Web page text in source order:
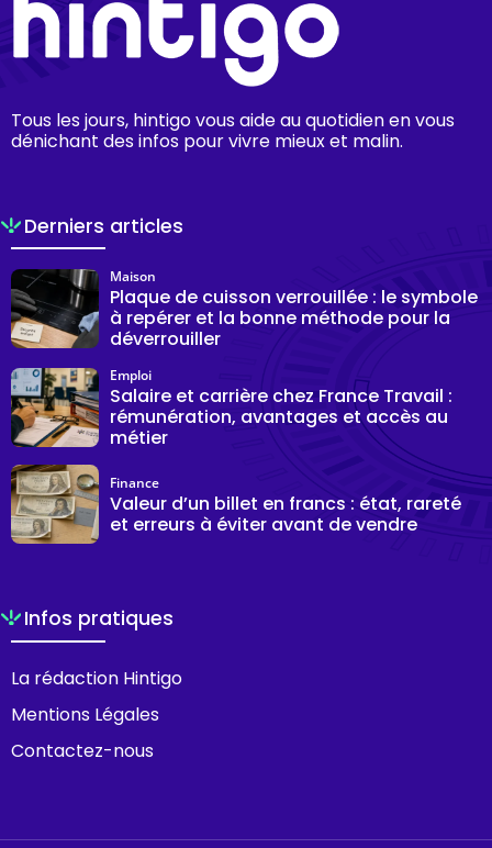
Tous les jours, hintigo vous aide au quotidien en vous
dénichant des infos pour vivre mieux et malin.
Derniers articles
Plaque de cuisson verrouillée : le symbole
à repérer et la bonne méthode pour la
déverrouiller
Maison
Salaire et carrière chez France Travail :
rémunération, avantages et accès au
métier
Emploi
Valeur d’un billet en francs : état, rareté
et erreurs à éviter avant de vendre
Finance
Infos pratiques
La rédaction Hintigo
Mentions Légales
Contactez-nous